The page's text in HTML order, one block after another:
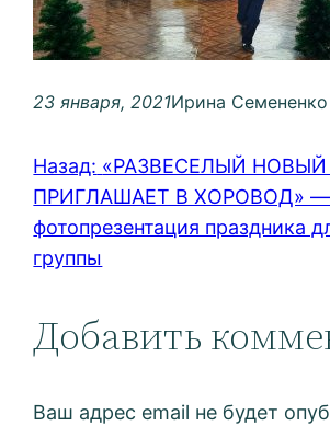
23 января, 2021Ирина Семененко
Назад: «РАЗВЕСЕЛЫЙ НОВЫЙ
ПРИГЛАШАЕТ В ХОРОВОД» —
фотопрезентация праздника
группы
Добавить
Ваш адрес email не будет